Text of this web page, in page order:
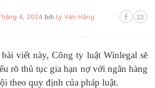
4, 2024 bởi Lý Văn Hằng
viết này, Công ty luật Winlegal sẽ
rõ thủ tục gia hạn nợ với ngân hàng
theo quy định của pháp luật.